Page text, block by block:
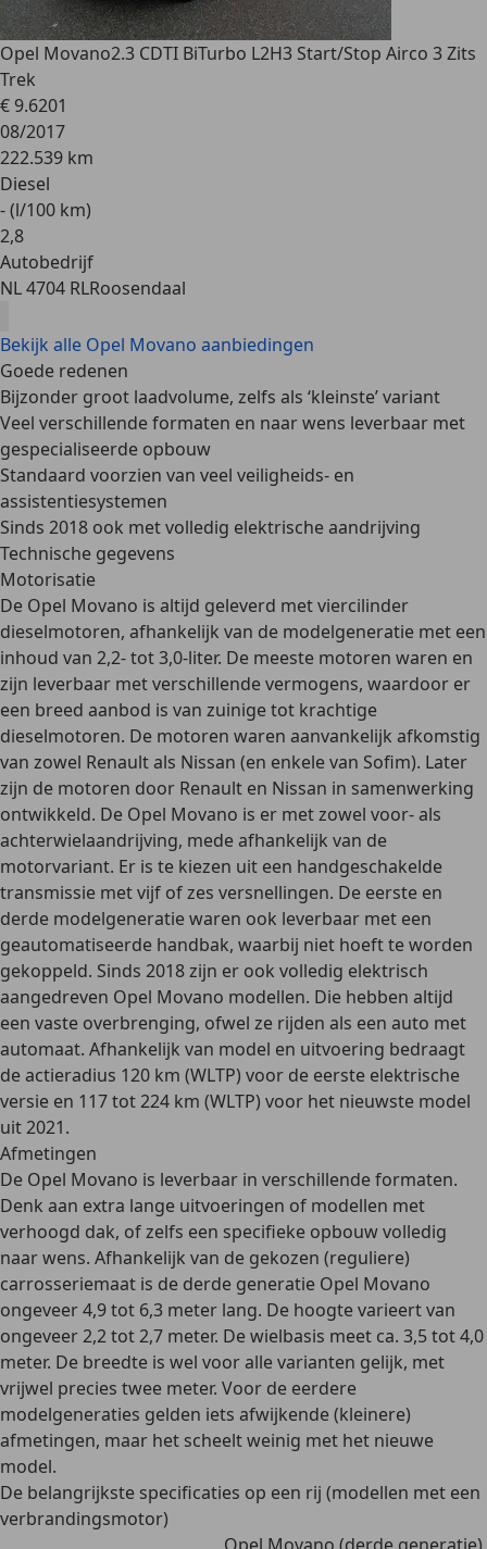
Opel Movano2.3 CDTI BiTurbo L2H3 Start/Stop Airco 3 Zits
Trek
€ 9.6201
08/2017
222.539 km
Diesel
- (l/100 km)
2,8
Autobedrijf
NL 4704 RLRoosendaal
Bekijk alle Opel Movano aanbiedingen
Goede redenen
Bijzonder groot laadvolume, zelfs als ‘kleinste’ variant
Veel verschillende formaten en naar wens leverbaar met
gespecialiseerde opbouw
Standaard voorzien van veel veiligheids- en
assistentiesystemen
Sinds 2018 ook met volledig elektrische aandrijving
Technische gegevens
Motorisatie
De Opel Movano is altijd geleverd metviercilinder
dieselmotoren, afhankelijk van de modelgeneratie met een
inhoud van 2,2- tot 3,0-liter. De meeste motoren waren en
zijn leverbaar met verschillende vermogens, waardoor er
een breed aanbod is van zuinige tot krachtige
dieselmotoren. De motoren waren aanvankelijk afkomstig
van zowel Renault als Nissan (en enkele van Sofim). Later
zijn de motoren door Renault en Nissan in samenwerking
ontwikkeld. De Opel Movano is er metzowel voor- als
achterwielaandrijving, mede afhankelijk van de
motorvariant. Er is te kiezen uit een handgeschakelde
transmissie met vijf of zes versnellingen. De eerste en
derde modelgeneratie waren ook leverbaar met een
geautomatiseerde handbak, waarbij niet hoeft te worden
gekoppeld. Sinds 2018 zijn er ook volledig elektrisch
aangedreven Opel Movano modellen. Die hebben altijd
een vaste overbrenging, ofwel ze rijden als een auto met
automaat. Afhankelijk van model en uitvoering bedraagt
de actieradius 120 km (WLTP) voor de eerste elektrische
versie en 117 tot 224 km (WLTP) voor het nieuwste model
uit 2021.
Afmetingen
De Opel Movano is leverbaar in verschillende formaten.
Denk aan extra lange uitvoeringen of modellen met
verhoogd dak, of zelfs een specifieke opbouw volledig
naar wens. Afhankelijk van de gekozen (reguliere)
carrosseriemaat is de derde generatie Opel Movano
ongeveer4,9 tot 6,3 meter lang. De hoogtevarieert van
ongeveer2,2 tot 2,7 meter. Dewielbasis meet ca. 3,5tot 4,0
meter. De breedte is wel voor alle varianten gelijk, met
vrijwel precies twee meter. Voor de eerdere
modelgeneraties gelden iets afwijkende (kleinere)
afmetingen, maar het scheelt weinig met het nieuwe
model.
De belangrijkste specificaties op een rij (modellen met een
verbrandingsmotor)